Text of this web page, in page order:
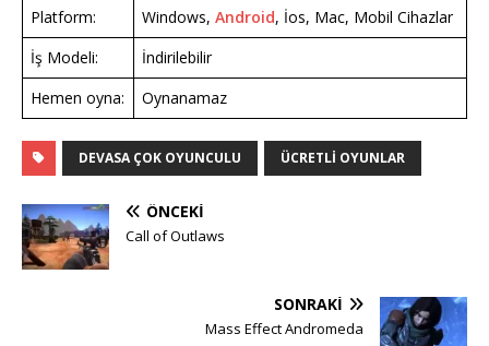
Platform:
Windows, Android, İos, Mac, Mobil Cihazlar
İş Modeli:
İndirilebilir
Hemen oyna:
Oynanamaz
DEVASA ÇOK OYUNCULU ÜCRETLI OYUNLAR
ÖNCEKI
Call of Outlaws
SONRAKI
Mass Effect Andromeda